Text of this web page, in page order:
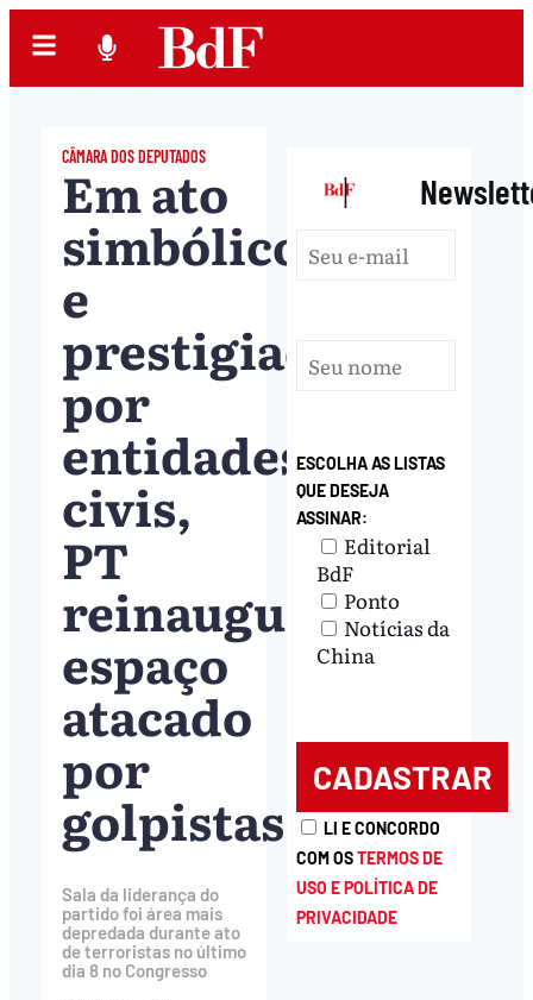
CÂMARA DOS DEPUTADOS
Em ato
simbólico
e
prestigiado
por
entidades
civis,
PT
reinaugura
espaço
atacado
por
golpistas
Sala da liderança do
partido foi área mais
depredada durante ato
de terroristas no último
dia 8 no Congresso
|
ESCOLHA AS LISTAS
QUE DESEJA
ASSINAR:
Editorial
BdF
Ponto
Notícias da
China
LI E CONCORDO
COM OSTERMOS DE
USO E POLÍTICA DE
PRIVACIDADE